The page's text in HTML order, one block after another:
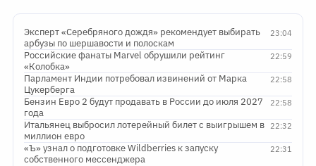
23:04
Эксперт «Серебряного дождя» рекомендует выбирать
арбузы по шершавости и полоскам
22:59
Российские фанаты Marvel обрушили рейтинг
«Колобка»
22:58
Парламент Индии потребовал извинений от Марка
Цукерберга
22:58
Бензин Евро 2 будут продавать в России до июля 2027
года
22:32
Итальянец выбросил лотерейный билет с выигрышем в
миллион евро
22:31
«Ъ» узнал о подготовке Wildberries к запуску
собственного мессенджера